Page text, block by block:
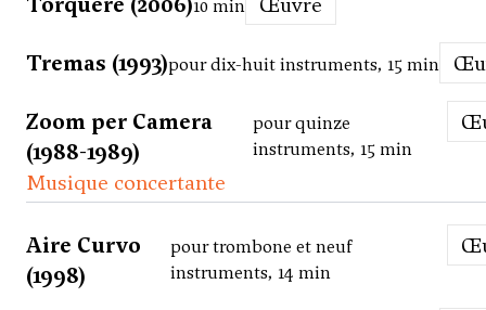
10 min
Tremas (1993)pour dix-huit instruments, 15 min
Zoom per Camera
(1988-1989)
pour quinze
instruments, 15 min
Musique concertante
Aire Curvo
(1998)
pour trombone et neuf
instruments, 14 min